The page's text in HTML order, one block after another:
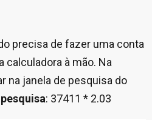
precisa de fazer uma conta
calculadora à mão. Na
na janela de pesquisa do
: 37411 * 2.03